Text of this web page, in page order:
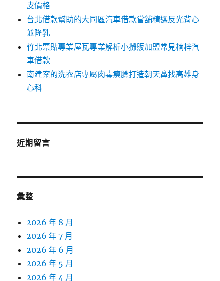
皮價格
台北借款幫助的大同區汽車借款當舖精選反光背心
並隆乳
竹北票貼專業屋瓦專業解析小攤販加盟常見楠梓汽
車借款
南建案的洗衣店專屬肉毒瘦臉打造朝天鼻找高雄身
心科
近期留言
彙整
2026 年 8 月
2026 年 7 月
2026 年 6 月
2026 年 5 月
2026 年 4 月